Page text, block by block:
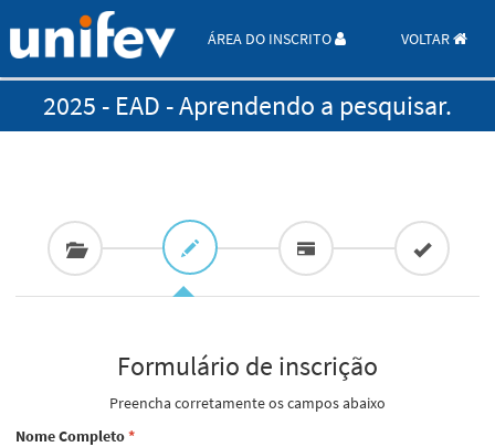
ÁREA DO INSCRITO VOLTAR
2025 - EAD - Aprendendo a pesquisar.
Formulário de inscrição
Preencha corretamente os campos abaixo
Nome Completo*